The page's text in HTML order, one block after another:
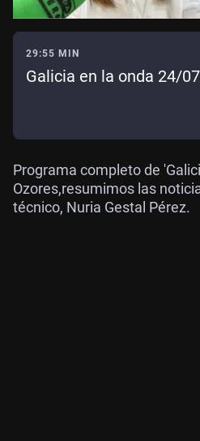
29:55 MIN
Galicia en la onda 24/
Programa completo de
Ozores,resumimos las
técnico, Nuria Gestal Pérez.